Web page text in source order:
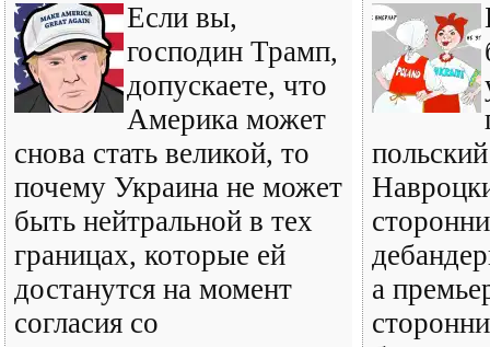
Если вы,
господин Трамп,
допускаете, что
Америка может
снова стать великой, то
почему Украина не может
быть нейтральной в тех
границах, которые ей
достанутся на момент
согласия со
а